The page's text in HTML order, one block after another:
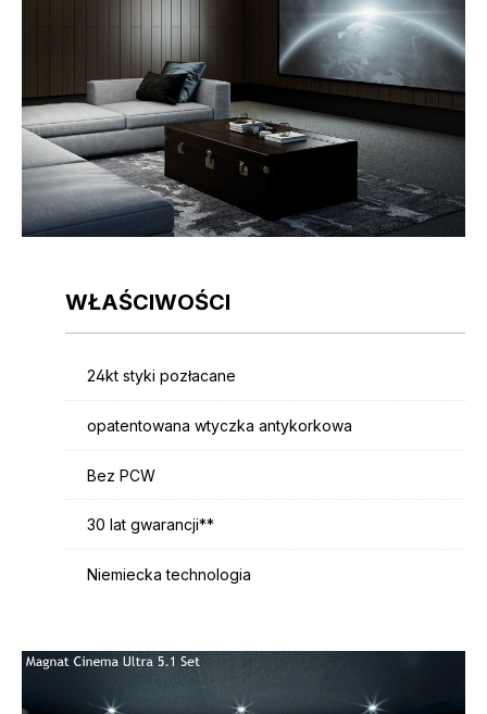
WŁAŚCIWOŚCI
24kt styki pozłacane
opatentowana wtyczka antykorkowa
Bez PCW
30 lat gwarancji**
Niemiecka technologia